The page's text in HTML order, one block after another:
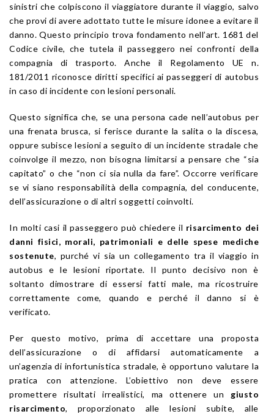
sinistri che colpiscono il viaggiatore durante il viaggio, salvo
che provi di avere adottato tutte le misure idonee a evitare il
danno. Questo principio trova fondamento nell’art. 1681 del
Codice civile, che tutela il passeggero nei confronti della
compagnia di trasporto. Anche il Regolamento UE n.
181/2011 riconosce diritti specifici ai passeggeri di autobus
in caso di incidente con lesioni personali.
Questo significa che, se una persona cade nell’autobus per
una frenata brusca, si ferisce durante la salita o la discesa,
oppure subisce lesioni a seguito di un incidente stradale che
coinvolge il mezzo, non bisogna limitarsi a pensare che “sia
capitato” o che “non ci sia nulla da fare”. Occorre verificare
se vi siano responsabilità della compagnia, del conducente,
dell’assicurazione o di altri soggetti coinvolti.
In molti casi il passeggero può chiedere il risarcimento dei
danni fisici, morali, patrimoniali e delle spese mediche
sostenute, purché vi sia un collegamento tra il viaggio in
autobus e le lesioni riportate. Il punto decisivo non è
soltanto dimostrare di essersi fatti male, ma ricostruire
correttamente come, quando e perché il danno si è
verificato.
Per questo motivo, prima di accettare una proposta
dell’assicurazione o di affidarsi automaticamente a
un’agenzia di infortunistica stradale, è opportuno valutare la
pratica con attenzione. L’obiettivo non deve essere
promettere risultati irrealistici, ma ottenere un giusto
risarcimento, proporzionato alle lesioni subite, alle